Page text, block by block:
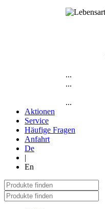
...
...
...
Aktionen
Service
Häufige Fragen
Anfahrt
De
|
En